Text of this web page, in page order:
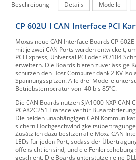
KVM TEC
Legrand
LigoWave
Milesight
Moxa
Netio
Panorama Antennas
PatchSee
Power Kingdom
Poynting
Beschreibung Details Modelle
CP-602U-I CAN Interface PCI
Moxas neue CAN Interface Boards CP-
mit je zwei CAN Ports wurden entwickelt,
PCI Express, Universal PCI oder PC/104
erweitern. Die Boards bieten zuverlässige
schützen den Host Computer dank 2 KV
Spannungsspitzen. Alle drei Modelle
Betriebstemperatur von -40 bis 85°C.
Die CAN Boards nutzen SJA1000 NXP CAN
PCA82C251 Transceiver für
Die beiden unabhängigen CAN
sichern
Zusätzlich dazu besitzen alle Moxa CAN
LEDs für jeden Port, sodass der
offensichtlich sind, und die Fehlerbehebung
geschieht. Die Boards unterstützen eine